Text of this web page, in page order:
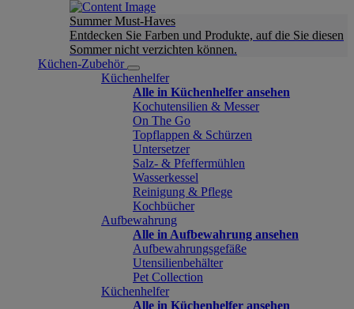
Summer Must-Haves
Entdecken Sie Farben und Produkte, auf die Sie diesen
Sommer nicht verzichten können.
Küchen-Zubehör
Küchenhelfer
Alle in Küchenhelfer ansehen
Kochutensilien & Messer
On The Go
Topflappen & Schürzen
Untersetzer
Salz- & Pfeffermühlen
Wasserkessel
Reinigung & Pflege
Kochbücher
Aufbewahrung
Alle in Aufbewahrung ansehen
Aufbewahrungsgefäße
Utensilienbehälter
Pet Collection
Küchenhelfer
Alle in Küchenhelfer ansehen